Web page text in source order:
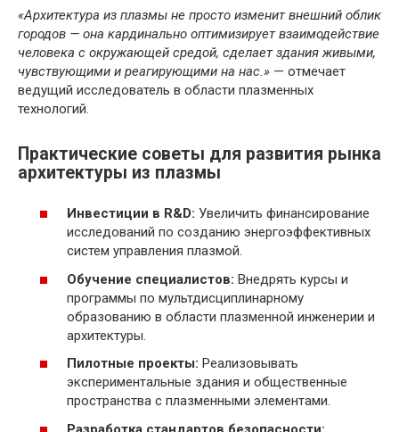
«Архитектура из плазмы не просто изменит внешний облик
городов — она кардинально оптимизирует взаимодействие
человека с окружающей средой, сделает здания живыми,
чувствующими и реагирующими на нас.» — отмечает
ведущий исследователь в области плазменных
технологий.
Практические советы для развития рынка
архитектуры из плазмы
Инвестиции в R&D: Увеличить финансирование
исследований по созданию энергоэффективных
систем управления плазмой.
Обучение специалистов: Внедрять курсы и
программы по мультдисциплинарному
образованию в области плазменной инженерии и
архитектуры.
Пилотные проекты: Реализовывать
экспериментальные здания и общественные
пространства с плазменными элементами.